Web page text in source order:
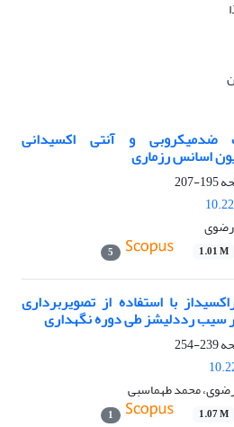
ضدمیکروبی و آنتی اکسیدانی
اسانس رزماری
195-207
رضوی
1.01 M
5
با استفاده از تصویربرداری
سیب رددلیشز طی دوره نگهداری
239-254
محمد طهماسبی
1.07 M
1